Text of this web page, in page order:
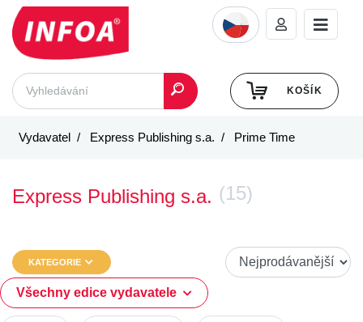
KOŠÍK
Vydavatel Express Publishing s.a. Prime Time
Express Publishing s.a. (15)
KATEGORIE
Všechny edice vydavatele